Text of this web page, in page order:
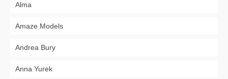
Alma
Amaze Models
Andrea Bury
Anna Yurek